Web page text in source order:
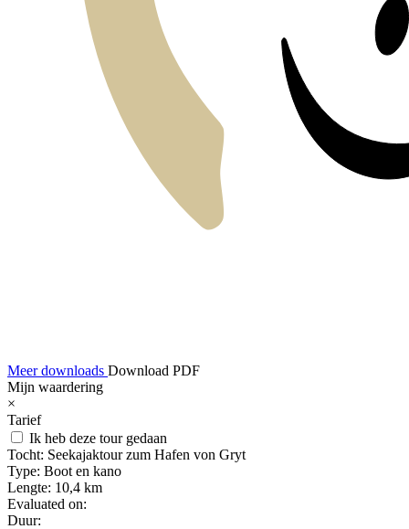
Meer downloads Download PDF
Mijn waardering
×
Tarief
Ik heb deze tour gedaan
Tocht: Seekajaktour zum Hafen von Gryt
Type: Boot en kano
Lengte: 10,4 km
Evaluated on:
Duur: